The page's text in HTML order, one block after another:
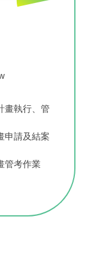
畫執行、管
申請及結案
管考作業